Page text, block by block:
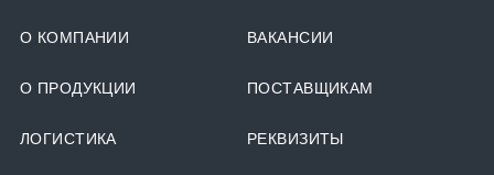
О КОМПАНИИ
О ПРОДУКЦИИ
ЛОГИСТИКА
ВАКАНСИИ
ПОСТАВЩИКАМ
РЕКВИЗИТЫ